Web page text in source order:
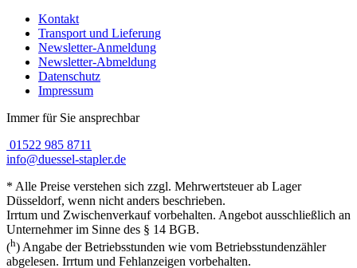
Kontakt
Transport und Lieferung
Newsletter-Anmeldung
Newsletter-Abmeldung
Datenschutz
Impressum
Immer für Sie ansprechbar
01522 985 8711
info@duessel-stapler.de
* Alle Preise verstehen sich zzgl. Mehrwertsteuer ab Lager
Düsseldorf, wenn nicht anders beschrieben.
Irrtum und Zwischenverkauf vorbehalten. Angebot ausschließlich an
Unternehmer im Sinne des § 14 BGB.
(h) Angabe der Betriebsstunden wie vom Betriebsstundenzähler
abgelesen. Irrtum und Fehlanzeigen vorbehalten.